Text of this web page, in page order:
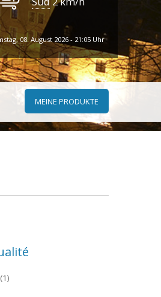
08. August 2026 - 21:05 Uhr
MEINE PRODUKTE
(1)